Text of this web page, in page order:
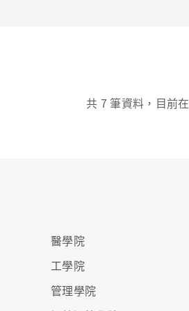
共7 筆資料，目前在
醫學院
工學院
管理學院